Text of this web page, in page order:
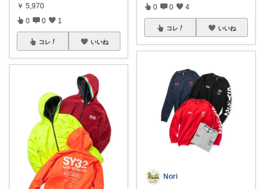
￥ 5,970
0 0 1
コレ いいね
0 0 4
コレ いいね
Nori